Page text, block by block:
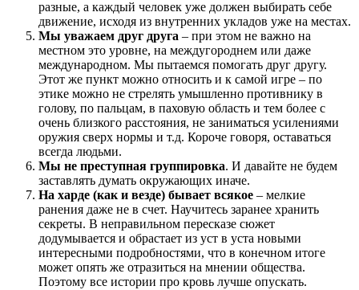
разные, а каждый человек уже должен выбирать себе
движение, исходя из внутренних укладов уже на местах.
Мы уважаем друг друга – при этом не важно на
местном это уровне, на междугороднем или даже
международном. Мы пытаемся помогать друг другу.
Этот же пункт можно относить и к самой игре – по
этике можно не стрелять умышленно противнику в
голову, по пальцам, в паховую область и тем более с
очень близкого расстояния, не заниматься усилениями
оружия сверх нормы и т.д. Короче говоря, оставаться
всегда людьми.
Мы не преступная группировка. И давайте не будем
заставлять думать окружающих иначе.
На харде (как и везде) бывает всякое – мелкие
ранения даже не в счет. Научитесь заранее хранить
секреты. В неправильном пересказе сюжет
додумывается и обрастает из уст в уста новыми
интересными подробностями, что в конечном итоге
может опять же отразиться на мнении общества.
Поэтому все истории про кровь лучше опускать.